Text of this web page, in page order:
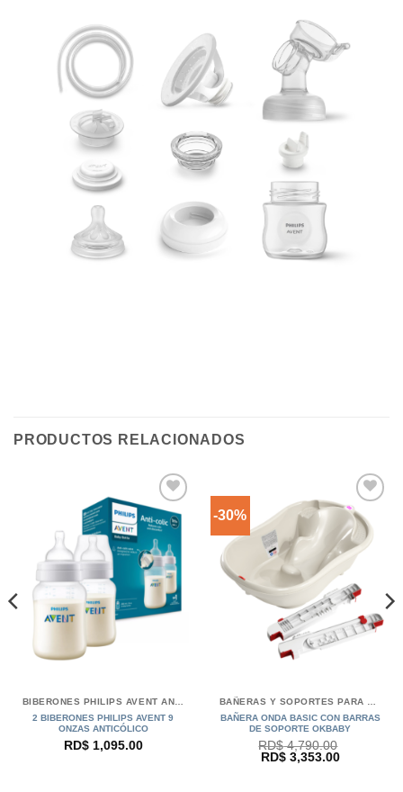
PRODUCTOS RELACIONADOS
2 BIBERONES PHILIPS AVENT 9
ONZAS ANTICÓLICO
RD$1,095.00
-30%
BAÑERA ONDA BASIC CON BARRAS
DE SOPORTE OKBABY
RD$4,790.00
El
RD$3,353.00El